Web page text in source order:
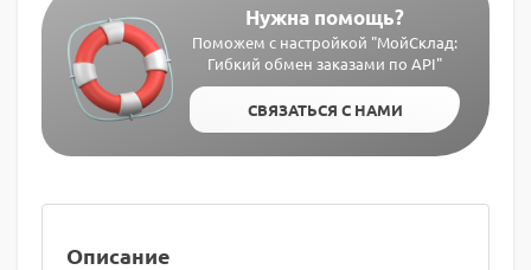
Нужна помощь?
Поможем с настройкой "МойСклад:
Гибкий обмен заказами по API"
СВЯЗАТЬСЯ С НАМИ
Описание